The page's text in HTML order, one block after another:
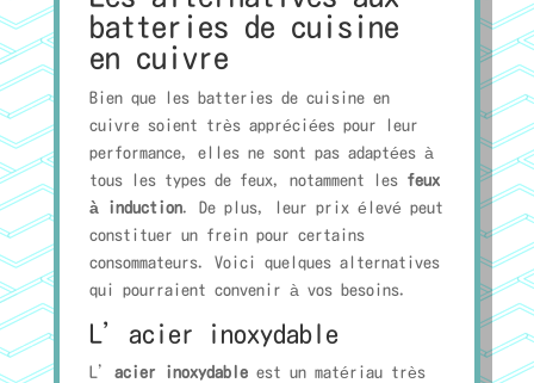
batteries de cuisine
en cuivre
Bien que les batteries de cuisine en
cuivre soient très appréciées pour leur
performance, elles ne sont pas adaptées à
tous les types de feux, notamment les feux
à induction. De plus, leur prix élevé peut
constituer un frein pour certains
consommateurs. Voici quelques alternatives
qui pourraient convenir à vos besoins.
L’acier inoxydable
L’ acier inoxydableest un matériau très